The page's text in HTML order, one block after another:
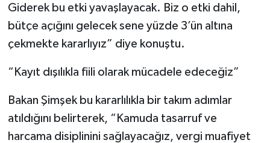
Giderek bu etki yavaşlayacak. Biz o etki dahil,
bütçe açığını gelecek sene yüzde 3’ün altına
çekmekte kararlıyız” diye konuştu.
“Kayıt dışılıkla fiili olarak mücadele edeceğiz”
Bakan Şimşek bu kararlılıkla bir takım adımlar
atıldığını belirterek, “Kamuda tasarruf ve
harcama disiplinini sağlayacağız, vergi muafiyet